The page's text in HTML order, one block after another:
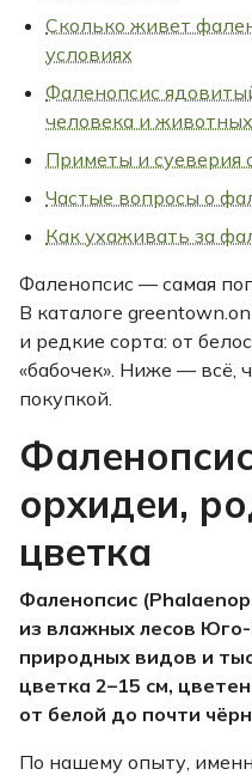
Сколько живет
условиях
Фаленопсис
человека и животных
Приметы и суеверия
Частые вопросы о
Как ухаживать за
Фаленопсис — самая
В каталоге
и редкие сорта: от
«бабочек». Ниже — всё,
покупкой.
орхидеи,
цветка
Фаленопсис
из влажных лесов
природных видов и
цветка 2–15 см,
от белой до почти
По нашему опыту,